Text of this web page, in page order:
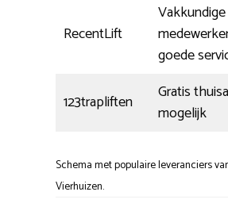
RecentLift
Vakkundige
goede
123trapliften
Gratis
mogelijk
Schema met populaire leveranciers
Vierhuizen.